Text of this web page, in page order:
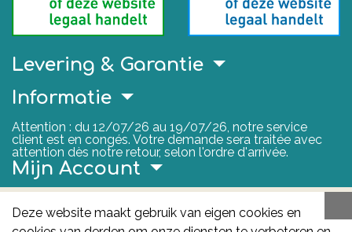
Levering & Garantie
Deze website maakt gebruik van eigen cookies en
Informatie
Attention : du 12/07/26 au 19/07/26, notre service
client est en congés. Votre demande sera traitée avec
attention dès notre retour, selon l'ordre d'arrivée.
Mijn Account
Nuttige Links